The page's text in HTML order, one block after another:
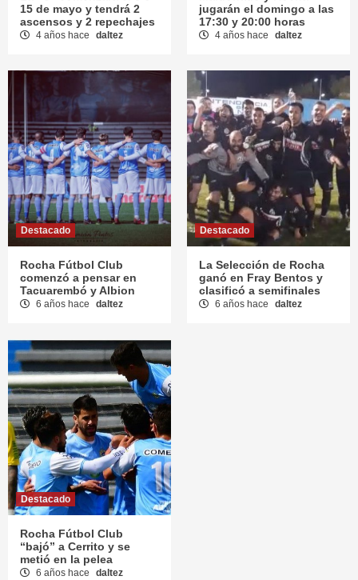
15 de mayo y tendrá 2
ascensos y 2 repechajes
4 años hace daltez
jugarán el domingo a las
17:30 y 20:00 horas
4 años hace daltez
Destacado
Rocha Fútbol Club
comenzó a pensar en
Tacuarembó y Albion
6 años hace daltez
Destacado
La Selección de Rocha
ganó en Fray Bentos y
clasificó a semifinales
6 años hace daltez
Destacado
Rocha Fútbol Club
“bajó” a Cerrito y se
metió en la pelea
6 años hace daltez